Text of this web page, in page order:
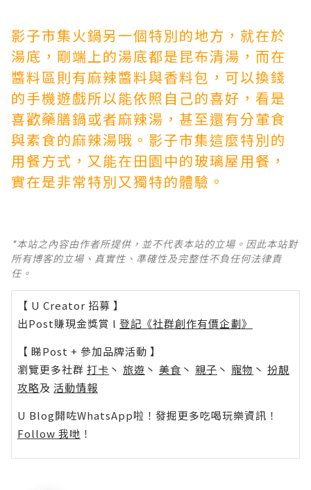
影子市集火鍋另一個特別的地方，就在於
湯底，剛端上的湯底都是昆布清湯，而在
醬料區則有麻辣醬料與香料包， 可以換錢
的手機遊戲所以能依照自己的喜好，看是
喜歡藥膳鍋或者麻辣湯，甚至還有分葷食
與素食的麻辣湯哦。影子市集這麼特別的
用餐方式，又能在田園中的玻璃屋用餐，
實在是非常特別又獨特的體驗。
*本站之內容由作者所提供，並不代表本站的立場。因此本站對
所有博客的立場、真實性、準確性及完整性不負任何法律責
任。
【 U Creator 招募 】
出Post賺現金獎賞 l 登記《社群創作有價企劃》
【 睇Post + 參加品牌活動 】
瀏覽更多社群 打卡 丶 旅遊 丶 美食 丶 親子 丶 寵物 丶 扮靚
攻略及 活動情報
U Blog開咗WhatsApp啦！發掘更多吃喝玩樂資訊！
Follow 我哋 ！